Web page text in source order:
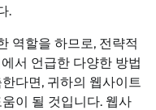
.
역할을 하므로, 전략적
서 언급한 다양한 방법
다면, 귀하의 웹사이트
이 될 것입니다. 웹사